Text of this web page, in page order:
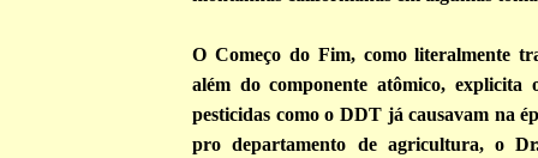
O Começo do Fim, como literalmente
além do componente atômico, explicita
pesticidas como o DDT já causavam na
pro departamento de agricultura, o